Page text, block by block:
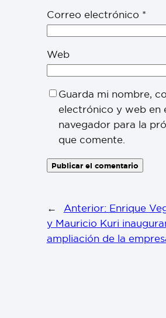
Correo electrónico *
Web
Guarda mi nombre,
electrónico y web en
navegador para la
que comente.
← Anterior: Enrique
y Mauricio Kuri
ampliación de la